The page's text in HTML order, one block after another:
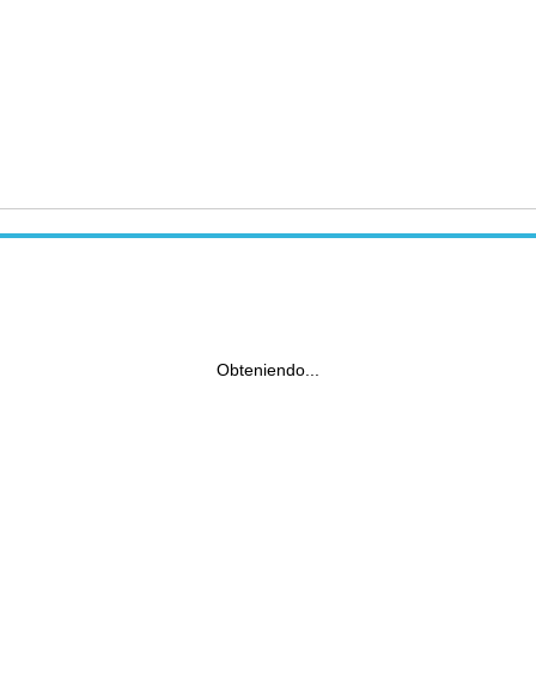
Obteniendo...